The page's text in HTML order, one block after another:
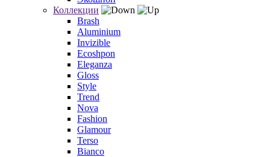
Коллекции
Brash
Aluminium
Invizible
Ecoshpon
Eleganza
Gloss
Style
Trend
Nova
Fashion
Glamour
Terso
Bianco